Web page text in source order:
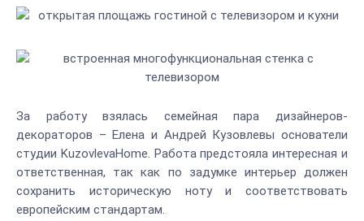
За работу взялась семейная пара дизайнеров-
декораторов – Елена и Андрей Кузовлевы основатели
студии KuzovlevaHome. Работа предстояла интересная и
ответственная, так как по задумке интерьер должен
сохранить историческую ноту и соответствовать
европейским стандартам.